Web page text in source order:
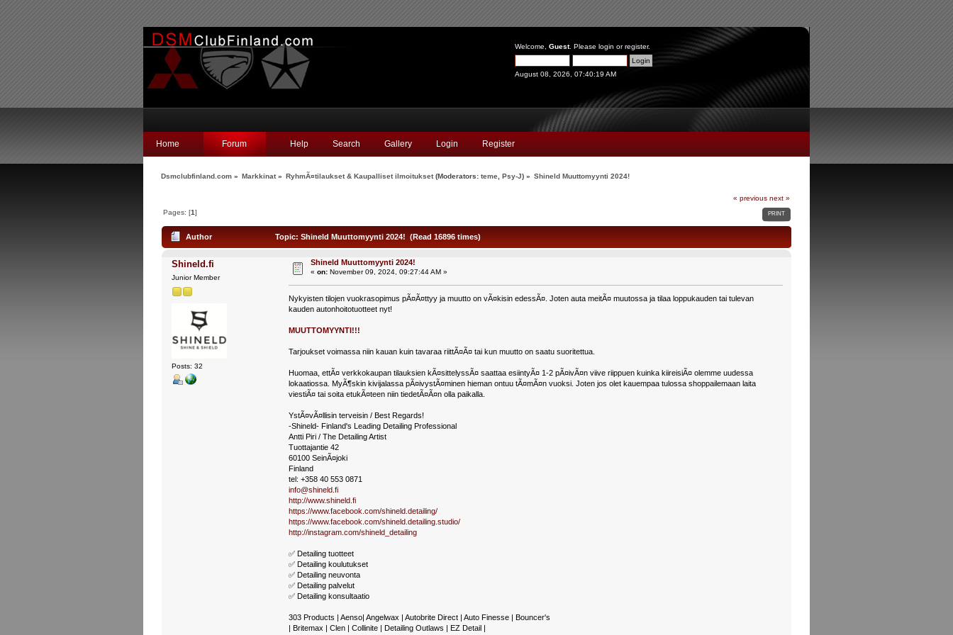
Welcome, Guest. Please login orregister.
August 08, 2026, 07:40:19 AM
Home Forum Help Search Gallery Login Register
Dsmclubfinland.com » Markkinat» RyhmÃ¤tilaukset & Kaupalliset ilmoitukset(Moderators: teme, Psy-J) » Shineld Muuttomyynti 2024!
« previous next »
PRINT
Pages: [1]
Author Topic: Shineld Muuttomyynti 2024! (Read 16896 times)
Shineld.fi
Junior Member
Posts: 32
Shineld Muuttomyynti 2024!
«on: November 09, 2024, 09:27:44 AM »
Nykyisten tilojen vuokrasopimus pÃ¤Ã¤ttyy ja muutto on vÃ¤kisin edessÃ¤. Joten auta meitÃ¤ muutossa ja tilaa loppukauden tai tulevan
kauden autonhoitotuotteet nyt!
MUUTTOMYYNTI!!!
Tarjoukset voimassa niin kauan kuin tavaraa riittÃ¤Ã¤ tai kun muutto on saatu suoritettua.
Huomaa, ettÃ¤ verkkokaupan tilauksien kÃ¤sittelyssÃ¤ saattaa esiintyÃ¤ 1-2 pÃ¤ivÃ¤n viive riippuen kuinka kiireisiÃ¤ olemme uudessa
lokaatiossa. MyÃ¶skin kivijalassa pÃ¤ivystÃ¤minen hieman ontuu tÃ¤mÃ¤n vuoksi. Joten jos olet kauempaa tulossa shoppailemaan laita
viestiÃ¤ tai soita etukÃ¤teen niin tiedetÃ¤Ã¤n olla paikalla.
YstÃ¤vÃ¤llisin terveisin / Best Regards!
-Shineld- Finland's Leading Detailing Professional
Antti Piri / The Detailing Artist
Tuottajantie 42
60100 SeinÃ¤joki
Finland
tel: +358 40 553 0871
info@shineld.fi
http://www.shineld.fi
https://www.facebook.com/shineld.detailing/
https://www.facebook.com/shineld.detailing.studio/
http://instagram.com/shineld_detailing
✅ Detailing tuotteet
✅ Detailing koulutukset
✅ Detailing neuvonta
✅ Detailing palvelut
✅ Detailing konsultaatio
303 Products | Aenso| Angelwax | Autobrite Direct | Auto Finesse | Bouncer's
| Britemax | Clen | Collinite | Detailing Outlaws | EZ Detail |